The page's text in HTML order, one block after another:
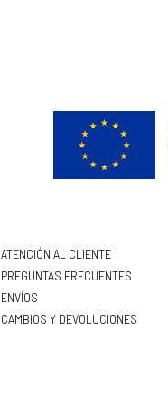
ATENCIÓN AL CLIENTE
PREGUNTAS FRECUENTES
ENVÍOS
CAMBIOS Y DEVOLUCIONES